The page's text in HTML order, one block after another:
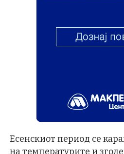
Есенскиот период се
на температурите и